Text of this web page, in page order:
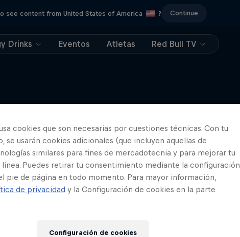
see content from United States of America ? Continue
Drinks Eventos Atletas Red Bull TV
Más contenidos similares
MotoGP™
falta para convertirse
élite en MotoGP™.
cookies que son necesarias por cuestiones técnicas. Con tu
se usarán cookies adicionales (que incluyen aquellas de
similares para fines de mercadotecnia y para mejorar tu
Puedes retirar tu consentimiento mediante la configuración
pie de página en todo momento. Para mayor información,
de privacidad y la Configuración de cookies en la parte
Configuración de cookies